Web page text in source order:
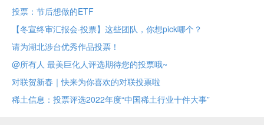
投票：节后想做的ETF
【冬宣终审汇报会·投票】这些团队，你想pick哪个？
请为湖北涉台优秀作品投票！
@所有人 最美巨化人评选期待您的投票哦~
对联贺新春｜快来为你喜欢的对联投票啦
稀土信息：投票评选2022年度“中国稀土行业十件大事”